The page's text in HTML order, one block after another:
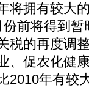
拥有较大
前将得到
税的再度调
、促农化健
2010年有较